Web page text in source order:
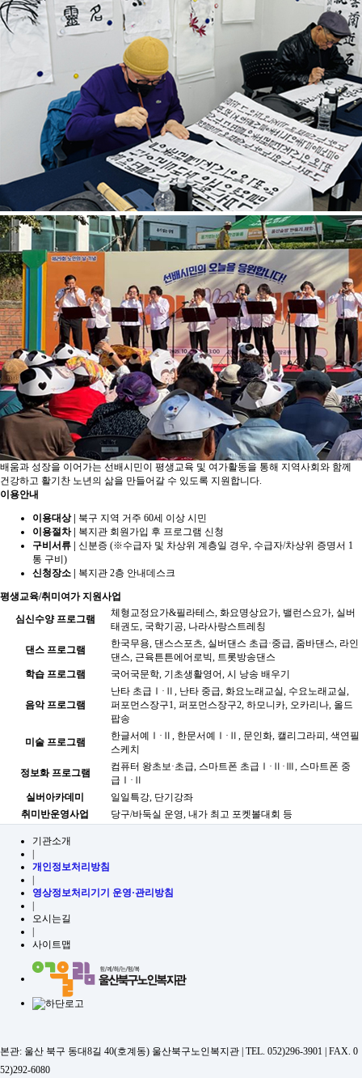
배움과 성장을 이어가는 선배시민이 평생교육 및 여가활동을 통해 지역사회와 함께
건강하고 활기찬 노년의 삶을 만들어갈 수 있도록 지원합니다.
이용안내
이용대상 |
북구 지역 거주 60세 이상 시민
이용절차 |
복지관 회원가입 후 프로그램 신청
구비서류 |
신분증 (※수급자 및 차상위 계층일 경우, 수급자/차상위 증명서 1
통 구비)
신청장소 |
복지관 2층 안내데스크
평생교육/취미여가 지원사업
심신수양 프로그램
체형교정요가&필라테스, 화요명상요가, 밸런스요가, 실버
태권도, 국학기공, 나라사랑스트레칭
댄스 프로그램
한국무용, 댄스스포츠, 실버댄스 초급·중급, 줌바댄스, 라인
댄스, 근육튼튼에어로빅, 트롯방송댄스
학습 프로그램
국어국문학, 기초생활영어, 시 낭송 배우기
음악 프로그램
난타 초급Ⅰ·Ⅱ, 난타 중급, 화요노래교실, 수요노래교실,
퍼포먼스장구1, 퍼포먼스장구2, 하모니카, 오카리나, 올드
팝송
미술 프로그램
한글서예Ⅰ·Ⅱ, 한문서예Ⅰ·Ⅱ, 문인화, 캘리그라피, 색연필
스케치
정보화 프로그램
컴퓨터 왕초보·초급, 스마트폰 초급Ⅰ·Ⅱ·Ⅲ, 스마트폰 중
급Ⅰ·Ⅱ
실버아카데미
일일특강, 단기강좌
취미반운영사업
당구/바둑실 운영, 내가 최고 포켓볼대회 등
기관소개
개인정보처리방침
영상정보처리기기 운영·관리방침
오시는길
사이트맵
본관: 울산 북구 동대8길 40(호계동) 울산북구노인복지관 | TEL. 052)296-3901 | FAX. 0
52)292-6080